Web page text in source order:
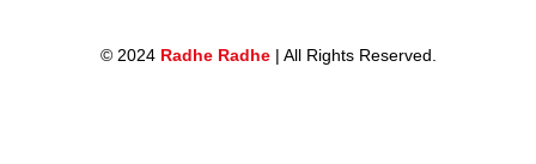
© 2024 Radhe Radhe | All Rights Reserved.